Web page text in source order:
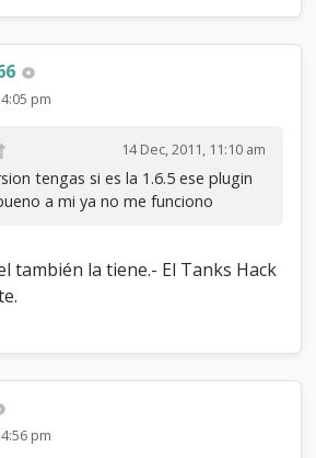
pm
14 Dec, 2011, 11:10 am
tengas si es la 1.6.5 ese plugin
a mi ya no me funciono
también la tiene.- El Tanks Hack
pm